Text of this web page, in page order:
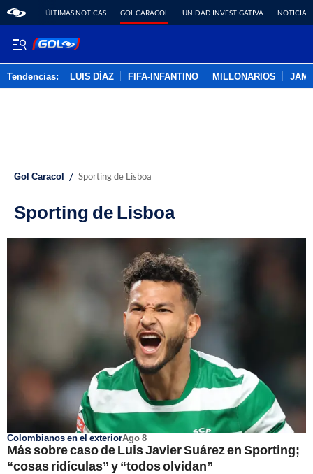
ÚLTIMAS NOTICAS GOL CARACOL UNIDAD INVESTIGATIVA NOTICIAS
Tendencias: LUIS DÍAZ FIFA-INFANTINO MILLONARIOS
Gol Caracol / Sporting de Lisboa
Sporting de Lisboa
Colombianos en el exteriorAgo 8
Más sobre caso de Luis Javier Suárez en Sporting;
“cosas ridículas” y “todos olvidan”